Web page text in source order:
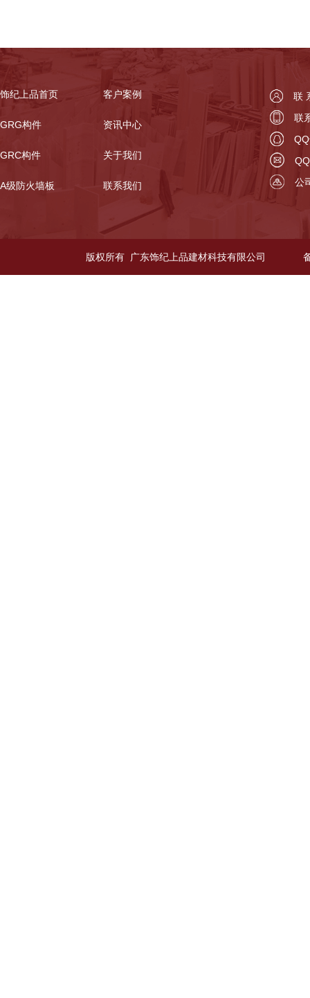
饰纪上品首页
GRG构件
GRC构件
A级防火墙板
客户案例
资讯中心
关于我们
联系我们
联
联
公
版权所有 广东饰纪上品建材科技有限公司